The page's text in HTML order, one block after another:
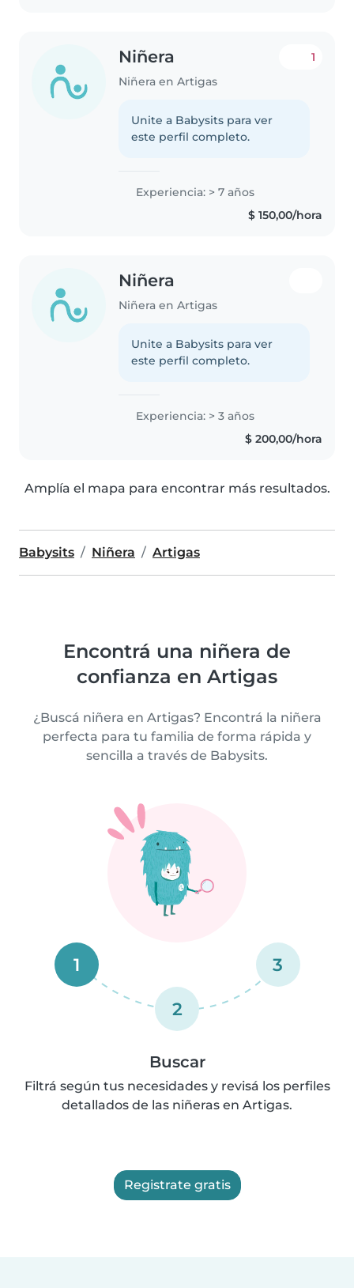
Niñera
Niñera en Artigas
1
Unite a Babysits para ver
este perfil completo.
Experiencia: > 7 años
$ 150,00/hora
Niñera
Niñera en Artigas
Unite a Babysits para ver
este perfil completo.
Experiencia: > 3 años
$ 200,00/hora
Amplía el mapa para encontrar más resultados.
Babysits Niñera Artigas
Encontrá una niñera de
confianza en Artigas
¿Buscá niñera en Artigas? Encontrá la niñera
perfecta para tu familia de forma rápida y
sencilla a través de Babysits.
1
2
3
Buscar
Filtrá según tus necesidades y revisá los perfiles
detallados de las niñeras en Artigas.
Registrate gratis